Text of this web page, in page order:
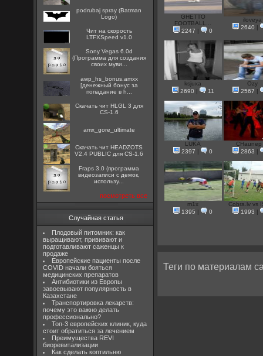
podrubaj spray (Batman
Logo)
Чит на скорость
LTFXSpeed v1.0
Sony Vegas 6.0d
(Программа для создания
своих муви...
awp_hs_bonus.amxx
[денежный бонус за
попадание в h...
Скачать чит HLGL 3 для
CS-1.6
amx_gore_ultimate
Скачать чит HEADZOTS
V2.4 PUBLIC для CS-1.6
Fraps 3.0 (программа
видеозаписи с демок,
использу...
посмотреть все
Случайная статья
Плодовый питомник: как
выращивают, прививают и
подготавливают саженцы к
продаже
Европейские пациенты после
COVID начали бояться
медицинских препаратов
Антибиотики из Европы
завоевывают популярность в
Казахстане
Транспортировка лекарств:
почему это важно делать
профессионально?
Топ-3 европейских клиник, куда
стоит обратиться за лечением
Преимущества REVI
биоревитализации
Как сделать коптильню
GHETTO
FOOTBALL...
2247
| 0
iloveya
2640
|
ksjuxa
2690
11
Ozy
2567
|
LUKA
2397
| 0
СНаunep
2863
|
m1x
1395
| 0
Cobra.lv vs
1993
|
Теги по материалам